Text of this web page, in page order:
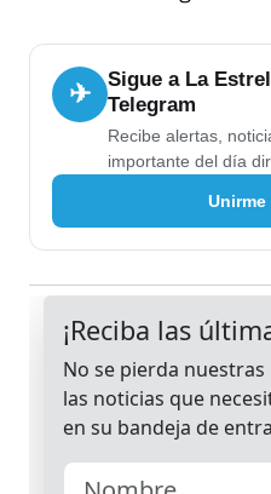
✈
Sigue a La
Telegram
Recibe alertas,
importante del día
Unirme